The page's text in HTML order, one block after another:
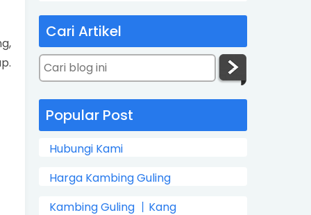
Cari Artikel
Popular Post
Hubungi Kami
Harga Kambing Guling
Kambing Guling 丨Kang